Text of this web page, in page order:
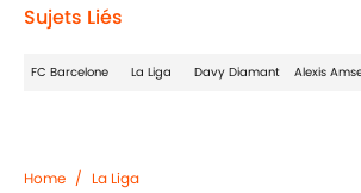
Sujets Liés
FC Barcelone La Liga Davy Diamant Alexis
Home / La Liga